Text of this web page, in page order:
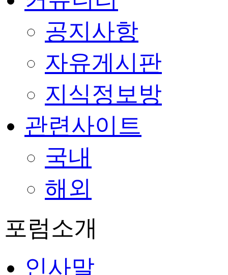
공지사항
자유게시판
지식정보방
관련사이트
국내
해외
포럼소개
인사말